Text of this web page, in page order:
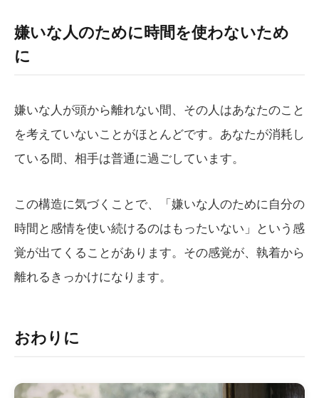
嫌いな人のために時間を使わないため
に
嫌いな人が頭から離れない間、その人はあなたのこと
を考えていないことがほとんどです。あなたが消耗し
ている間、相手は普通に過ごしています。
この構造に気づくことで、「嫌いな人のために自分の
時間と感情を使い続けるのはもったいない」という感
覚が出てくることがあります。その感覚が、執着から
離れるきっかけになります。
おわりに